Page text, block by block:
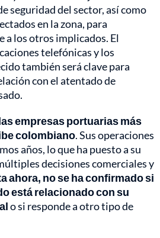
seguridad del sector, así como
en la zona, para
a los otros implicados. El
telefónicas y los
también será clave para
con el atentado de
empresas portuarias más
colombiano. Sus operaciones
años, lo que ha puesto a su
decisiones comerciales y
ahora, no se ha confirmado si
está relacionado con su
o si responde a otro tipo de